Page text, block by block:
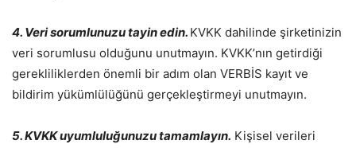
4. Veri sorumlunuzu tayin edin. KVKK dahilinde şirketinizin
veri sorumlusu olduğunu unutmayın. KVKK’nın getirdiği
gerekliliklerden önemli bir adım olan VERBİS kayıt ve
bildirim yükümlülüğünü gerçekleştirmeyi unutmayın.
5. KVKK uyumluluğunuzu tamamlayın. Kişisel verileri